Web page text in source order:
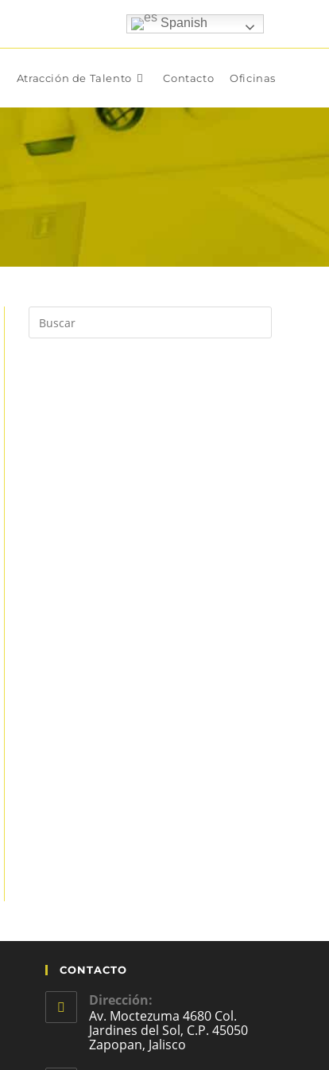
Spanish
Atracción de Talento Contacto Oficinas
CONTACTO
Dirección:
Av. Moctezuma 4680 Col.
Jardines del Sol, C.P. 45050
Zapopan, Jalisco